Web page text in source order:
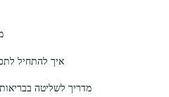
איך להתחיל
מדריך לשליטה